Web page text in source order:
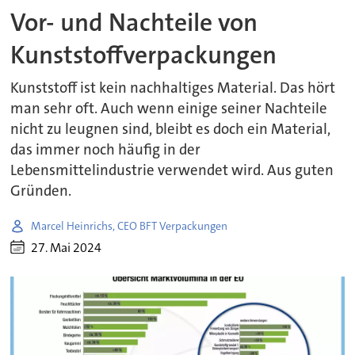
Vor- und Nachteile von
Kunststoffverpackungen
Kunststoff ist kein nachhaltiges Material. Das hört
man sehr oft. Auch wenn einige seiner Nachteile
nicht zu leugnen sind, bleibt es doch ein Material,
das immer noch häufig in der
Lebensmittelindustrie verwendet wird. Aus guten
Gründen.
Marcel Heinrichs, CEO BFT Verpackungen
27. Mai 2024